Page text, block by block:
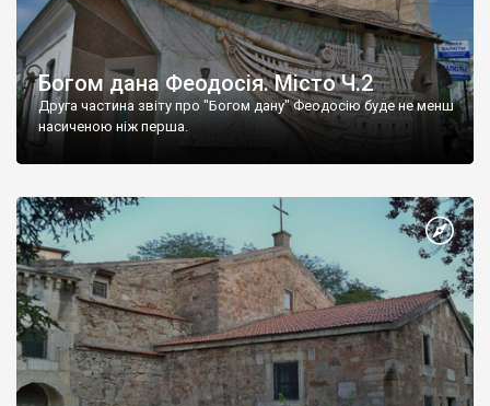
Богом дана Феодосія. Місто Ч.2
Друга частина звіту про "Богом дану" Феодосію буде не менш
насиченою ніж перша.